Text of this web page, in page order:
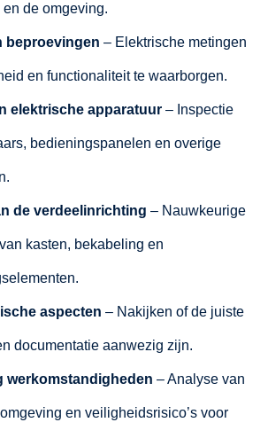
de omgeving.
beproevingen – Elektrische metingen
en functionaliteit te waarborgen.
elektrische apparatuur – Inspectie
bedieningspanelen en overige
de verdeelinrichting – Nauwkeurige
kasten, bekabeling en
aspecten – Nakijken of de juiste
documentatie aanwezig zijn.
werkomstandigheden – Analyse van
en veiligheidsrisico’s voor